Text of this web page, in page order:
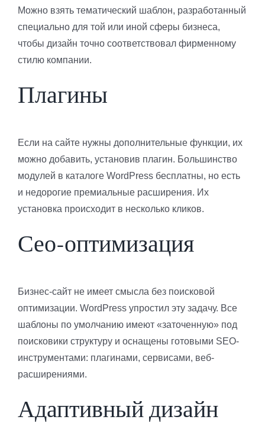
Можно взять тематический шаблон, разработанный
специально для той или иной сферы бизнеса,
чтобы дизайн точно соответствовал фирменному
стилю компании.
Плагины
Если на сайте нужны дополнительные функции, их
можно добавить, установив плагин. Большинство
модулей в каталоге WordPress бесплатны, но есть
и недорогие премиальные расширения. Их
установка происходит в несколько кликов.
Сео-оптимизация
Бизнес-сайт не имеет смысла без поисковой
оптимизации. WordPress упростил эту задачу. Все
шаблоны по умолчанию имеют «заточенную» под
поисковики структуру и оснащены готовыми SEO-
инструментами: плагинами, сервисами, веб-
расширениями.
Адаптивный дизайн